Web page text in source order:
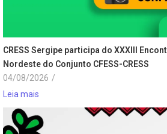
CRESS Sergipe participa do XXXIII
Nordeste do Conjunto CFESS-CRESS
04/08/2026 /
Leia mais